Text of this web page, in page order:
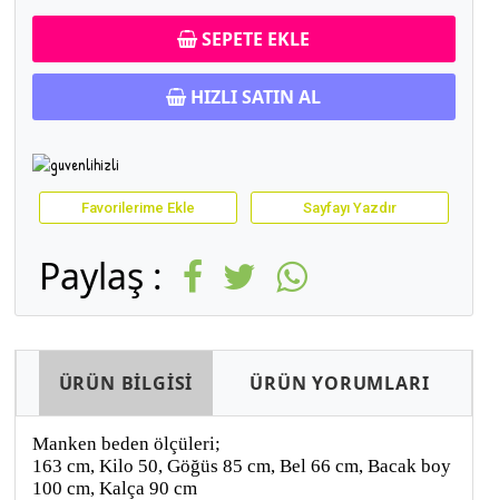
SEPETE EKLE
HIZLI SATIN AL
Favorilerime Ekle Sayfayı Yazdır
Paylaş :
ÜRÜN BİLGİSİ ÜRÜN YORUMLARI
Manken beden ölçüleri;
163 cm, Kilo 50, Göğüs 85 cm, Bel 66 cm, Bacak boy
100 cm, Kalça 90 cm